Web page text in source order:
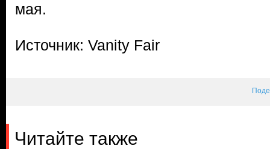
мая.
Источник: Vanity Fair
Читайте также